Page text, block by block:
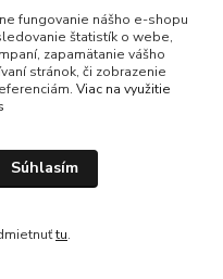
fungovanie nášho e-shopu
štatistík o webe,
zapamätanie vášho
stránok, či zobrazenie
Viac na využitie
Súhlasím
tu.